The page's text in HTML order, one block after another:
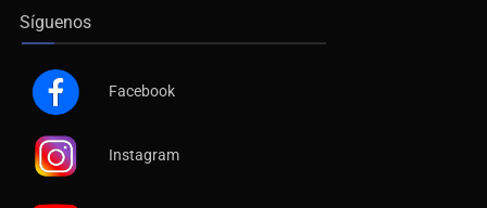
Síguenos
Facebook
Instagram